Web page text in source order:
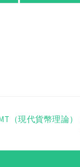
（現代貨幣理論）